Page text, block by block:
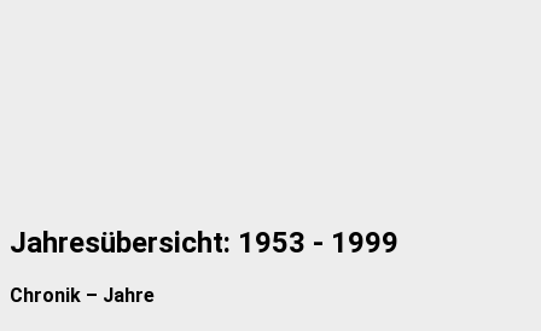
Jahresübersicht: 1953 - 1999
Chronik – Jahre